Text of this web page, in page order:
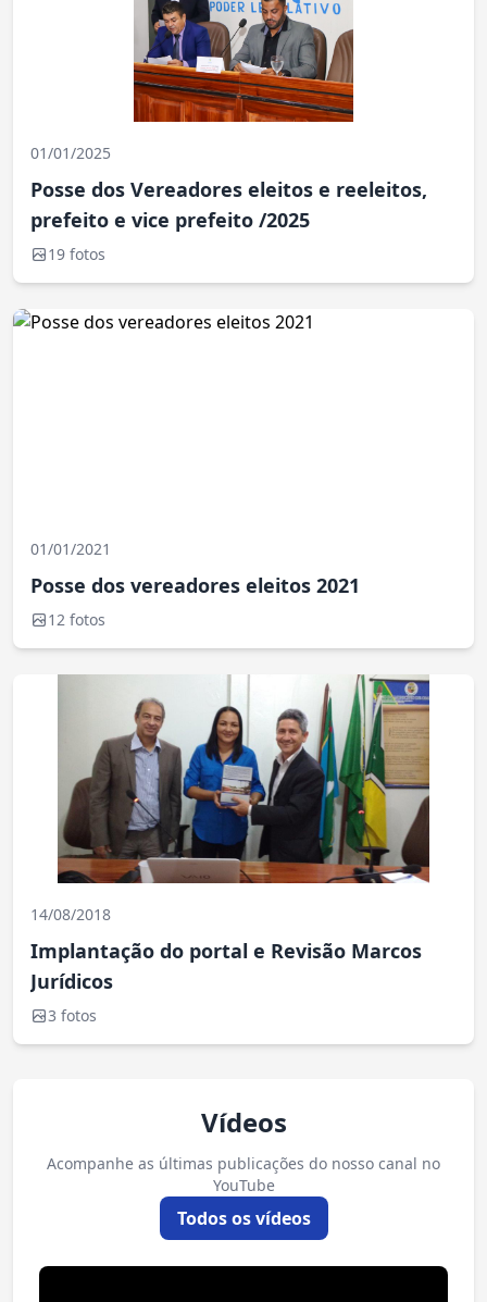
01/01/2025
Posse dos Vereadores eleitos e reeleitos,
prefeito e vice prefeito /2025
19 fotos
01/01/2021
Posse dos vereadores eleitos 2021
12 fotos
14/08/2018
Implantação do portal e Revisão Marcos
Jurídicos
3 fotos
Vídeos
Acompanhe as últimas publicações do nosso canal no
YouTube
Todos os vídeos